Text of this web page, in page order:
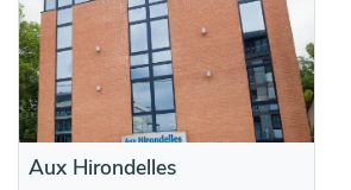
Aux Hirondelles